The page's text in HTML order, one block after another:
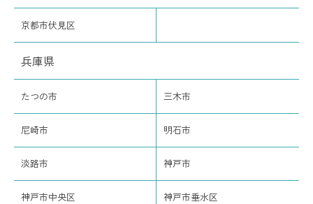
京都市伏見区
兵庫県
たつの市 三木市
尼崎市 明石市
淡路市 神戸市
神戸市中央区 神戸市垂水区